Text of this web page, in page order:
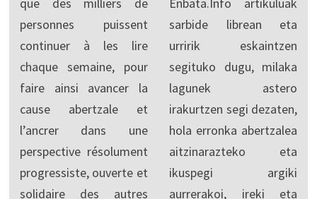
que des milliers de
personnes puissent
continuer à les lire
chaque semaine, pour
faire ainsi avancer la
cause abertzale et
l’ancrer dans une
perspective résolument
progressiste, ouverte et
solidaire des autres
Enbata.Info artikuluak
sarbide librean eta
urririk eskaintzen
segituko dugu, milaka
lagunek astero
irakurtzen segi dezaten,
hola erronka abertzalea
aitzinarazteko eta
ikuspegi argiki
aurrerakoi, ireki eta